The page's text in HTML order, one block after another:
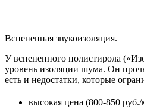
Вспененная звукоизоляция.
У вспененного полистирола
уровень изоляции шума. Он
есть и недостатки, которые
высокая цена (800-850